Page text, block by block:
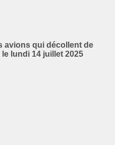
avions qui décollent de
lundi 14 juillet 2025